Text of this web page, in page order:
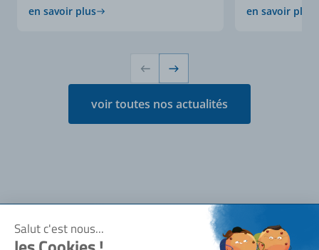
en savoir plus en savoir plus
voir toutes nos actualités